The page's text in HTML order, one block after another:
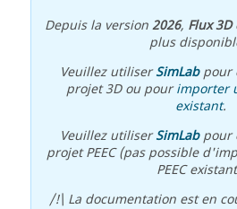
Depuis la version2026, Flux 3D
plus
Veuillez utiliserSimLabpour
projet 3D ou pourimporter
existant.
Veuillez utiliserSimLabpour
projet PEEC (pas possible
PEEC
/!\ La documentation est en